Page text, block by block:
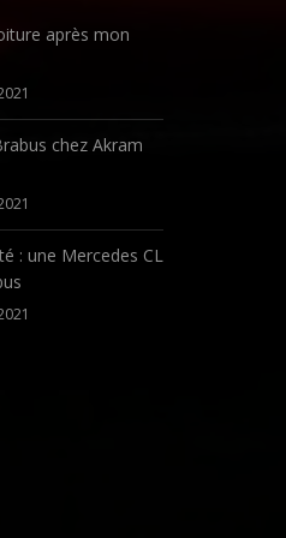
après mon
chez Akram
: une Mercedes CL